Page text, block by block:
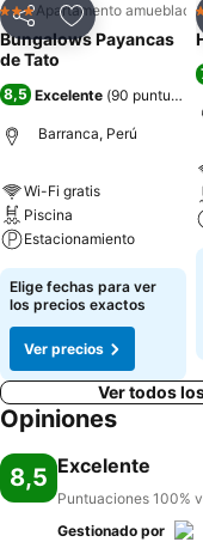
CompartirAgregar a
3 EstrellasApartamento amueblado
Bungalows Payancas
de Tato
8,5 Excelente (90
Barranca, Perú
Wi-Fi gratis
Piscina
Estacionamiento
Elige fechas para ver
los precios exactos
Ver precios
Ver todos
Opiniones
8,5 Excelente
Puntuaciones 100%
Gestionado por